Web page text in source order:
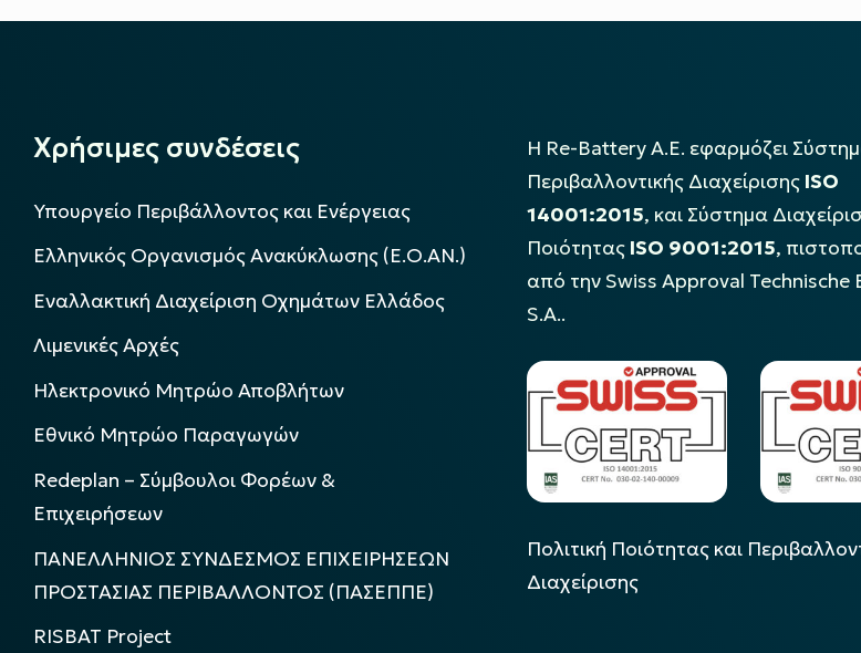
Χρήσιμες συνδέσεις
Υπουργείο Περιβάλλοντος και Ενέργειας
Ελληνικός Οργανισμός Ανακύκλωσης (Ε.Ο.ΑΝ.)
Εναλλακτική Διαχείριση Οχημάτων Ελλάδος
Λιμενικές Αρχές
Ηλεκτρονικό Μητρώο Αποβλήτων
Εθνικό Μητρώο Παραγωγών
Redeplan – Σύμβουλοι Φορέων &
Επιχειρήσεων
ΠΑΝΕΛΛΗΝΙΟΣ ΣΥΝΔΕΣΜΟΣ ΕΠΙΧΕΙΡΗΣΕΩΝ
ΠΡΟΣΤΑΣΙΑΣ ΠΕΡΙΒΑΛΛΟΝΤΟΣ (ΠΑΣΕΠΠΕ)
RISBAT Project
Η Re-Battery Α.Ε. εφαρμόζει
Περιβαλλοντικής Διαχείρισης ISO
14001:2015, και Σύστημα
Ποιότητας ISO 9001:2015,
από την Swiss Approval Technische
S.A..
Πολιτική Ποιότητας και
Διαχείρισης